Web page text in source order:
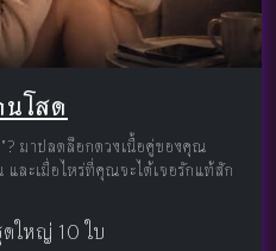
นโสด
มาปลดล็อกดวงเนื้อคู่ของคุณ
ละเมื่อไหร่ที่คุณจะได้เจอรักแท้สัก
ใหญ่ 10 ใบ